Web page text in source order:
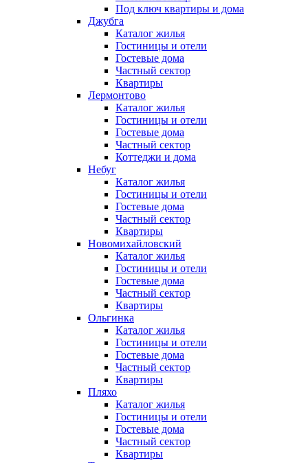
Под ключ квартиры и дома
Джубга
Каталог жилья
Гостиницы и отели
Гостевые дома
Частный сектор
Квартиры
Лермонтово
Каталог жилья
Гостиницы и отели
Гостевые дома
Частный сектор
Коттеджи и дома
Небуг
Каталог жилья
Гостиницы и отели
Гостевые дома
Частный сектор
Квартиры
Новомихайловский
Каталог жилья
Гостиницы и отели
Гостевые дома
Частный сектор
Квартиры
Ольгинка
Каталог жилья
Гостиницы и отели
Гостевые дома
Частный сектор
Квартиры
Пляхо
Каталог жилья
Гостиницы и отели
Гостевые дома
Частный сектор
Квартиры